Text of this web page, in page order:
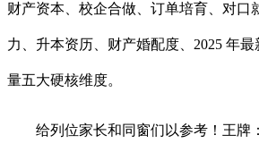
财产资本、校企合做、订单培育、对口
力、升本资历、财产婚配度、2025 年
量五大硬核维度。
给列位家长和同窗们以参考！王牌：